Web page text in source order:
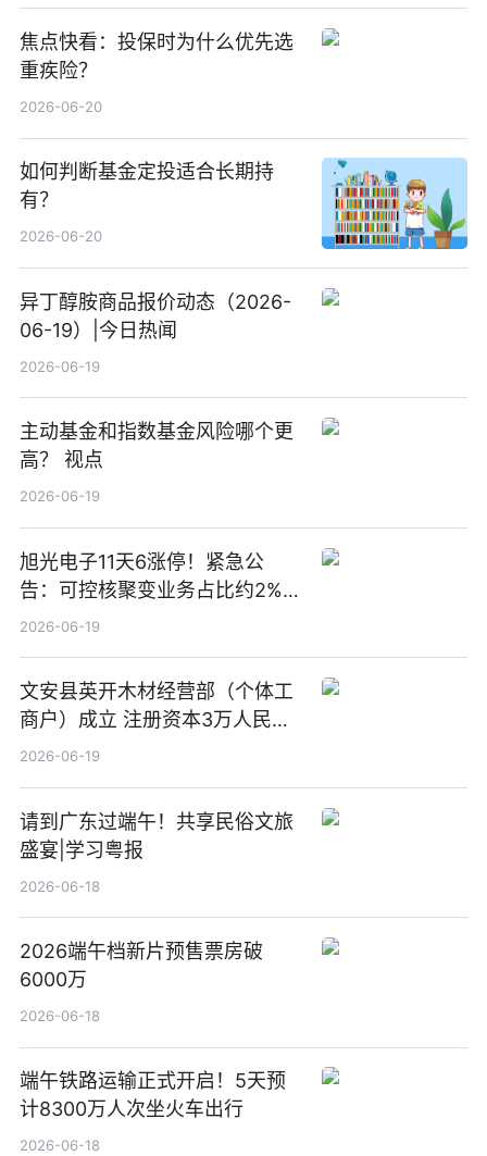
焦点快看：投保时为什么优先选
重疾险？
2026-06-20
如何判断基金定投适合长期持
有？
2026-06-20
异丁醇胺商品报价动态（2026-
06-19）|今日热闻
2026-06-19
主动基金和指数基金风险哪个更
高？ 视点
2026-06-19
旭光电子11天6涨停！紧急公
告：可控核聚变业务占比约2%！
前沿热点
2026-06-19
文安县英开木材经营部（个体工
商户）成立 注册资本3万人民币
新要闻
2026-06-19
请到广东过端午！共享民俗文旅
盛宴|学习粤报
2026-06-18
2026端午档新片预售票房破
6000万
2026-06-18
端午铁路运输正式开启！5天预
计8300万人次坐火车出行
2026-06-18